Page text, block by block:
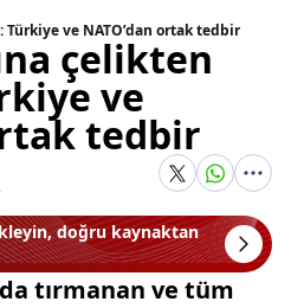
ve NATO’dan ortak tedbir
çelikten
ve
tedbir
doğru kaynaktan
tırmanan ve tüm